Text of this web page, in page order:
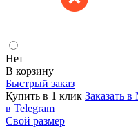
Нет
В корзину
Быстрый заказ
Купить в 1 клик Заказать в
в Telegram
Свой размер